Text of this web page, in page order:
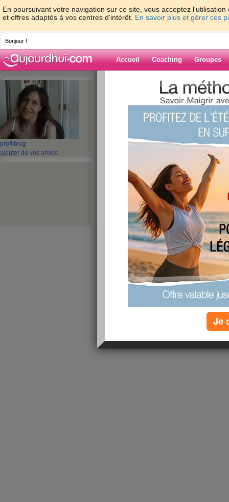
En poursuivant votre navigation sur ce site, vous acceptez
et offres adaptés à vos centres d'intérêt. En savoir plus et gérer ces
Bonjour !
Accueil Coaching Groupes
profil blog
ajouter de vos amies
>
Blog de
Suiv. ›
Je m’appelle...
publié le 19/04/2008 à 14:10
Coucou, je m’appelle Muriel et je VEUX
épicurien... Je me suis mise au sport depuis
etc...) mais j'aime trop manger et boire pour
les 4 kilos perdus sur les 10... J'ai besoin
des recettes faciles et ultra rapides à
lire la suite
‹ Préc.
Je